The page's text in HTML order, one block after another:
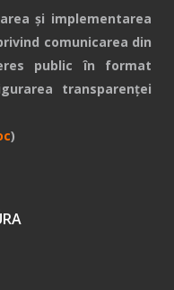
și implementarea
comunicarea din
public în format
transparenței
)